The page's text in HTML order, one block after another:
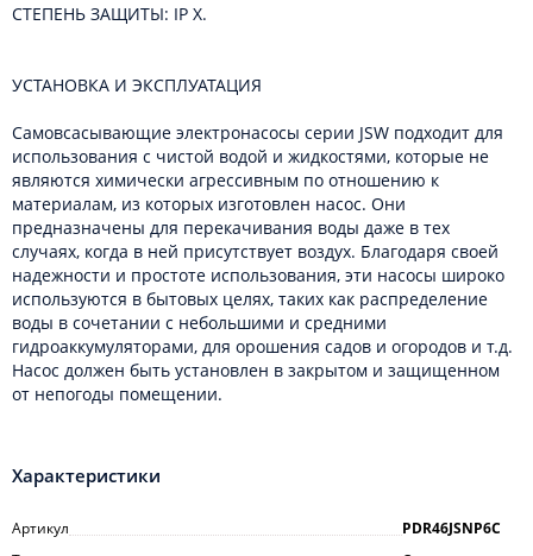
СТЕПЕНЬ ЗАЩИТЫ: IP X.
УСТАНОВКА И ЭКСПЛУАТАЦИЯ
Самовсасывающие электронасосы серии JSW подходит для
использования с чистой водой и жидкостями, которые не
являются химически агрессивным по отношению к
материалам, из которых изготовлен насос. Они
предназначены для перекачивания воды даже в тех
случаях, когда в ней присутствует воздух. Благодаря своей
надежности и простоте использования, эти насосы широко
используются в бытовых целях, таких как распределение
воды в сочетании с небольшими и средними
гидроаккумуляторами, для орошения садов и огородов и т.д.
Насос должен быть установлен в закрытом и защищенном
от непогоды помещении.
Характеристики
Артикул
PDR46JSNP6C